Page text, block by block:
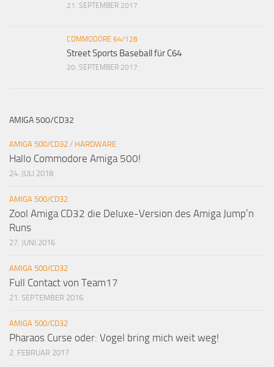
21. SEPTEMBER 2017
COMMODORE 64/128
Street Sports Baseball für C64
20. SEPTEMBER 2017
AMIGA 500/CD32
AMIGA 500/CD32 / HARDWARE
Hallo Commodore Amiga 500!
24. JULI 2018
AMIGA 500/CD32
Zool Amiga CD32 die Deluxe-Version des Amiga Jump’n
Runs
27. JUNI 2016
AMIGA 500/CD32
Full Contact von Team17
21. SEPTEMBER 2016
AMIGA 500/CD32
Pharaos Curse oder: Vogel bring mich weit weg!
2. FEBRUAR 2017